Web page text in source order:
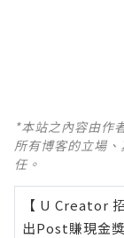
*本站之內容由作
所有博客的立場
任。
【 U Creator 招
出Post賺現金